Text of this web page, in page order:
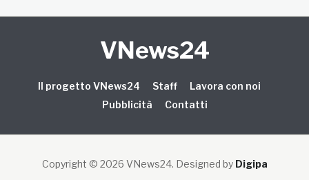
VNews24
Il progetto VNews24 Staff
Lavora con noi
Pubblicità
Contatti
Copyright © 2026 VNews24. Designed by Digipa